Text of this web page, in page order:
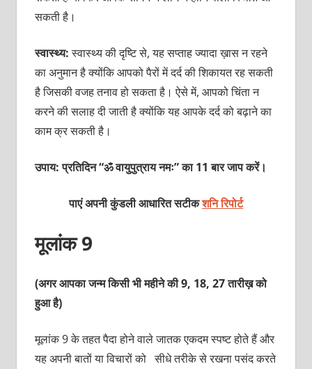
सकती है।
स्वास्थ्य:स्वास्थ्य की दृष्टि से, यह सप्ताह ज्यादा ख़ास न रहने
का अनुमान है क्योंकि आपको पैरों में दर्द की शिकायत रह सकती
है जिसकी वजह तनाव हो सकता है। ऐसे में, आपको चिंता न
करने की सलाह दी जाती है क्योंकि यह आपके दर्द को बढ़ाने का
काम क्र सकती है।
उपाय: प्रतिदिन “ॐ वायुपुत्राय नमः” का 11 बार जाप करें।
पाएं अपनी कुंडली आधारित सटीकशनि रिपोर्ट
मूलांक 9
(अगर आपका जन्म किसी भी महीने की 9, 18, 27 तारीख़ को
हुआ है)
मूलांक 9 के तहत पैदा होने वाले जातक एकदम स्पष्ट होते हैं और
यह अपनी बातों या विचारों को सीधे तरीके से रखना पसंद करते